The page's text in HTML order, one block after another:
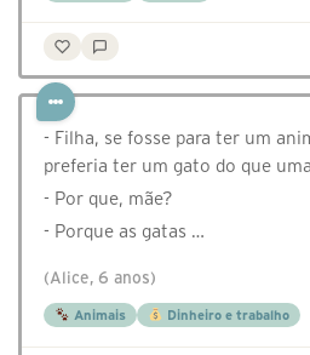
- ⁠Filha, se fosse para ter um
preferia ter um gato do que
-⁠ ⁠Por que, mãe?
- ⁠Porque as gatas …
(Alice, 6 anos)
Animais Dinheiro e trabalho